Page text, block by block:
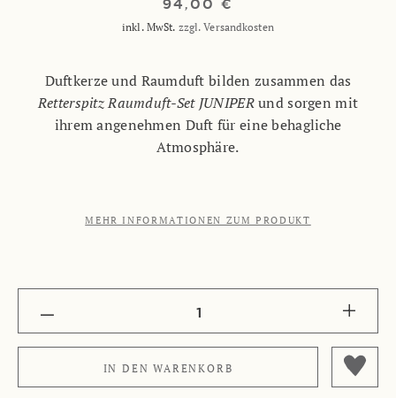
inkl. MwSt. zzgl. Versandkosten
Duftkerze und Raumduft bilden zusammen das
Retterspitz Raumduft-Set JUNIPERund sorgen mit
ihrem angenehmen Duft für eine behagliche
Atmosphäre.
MEHR INFORMATIONEN ZUM PRODUKT
1
IN DEN WARENKORB